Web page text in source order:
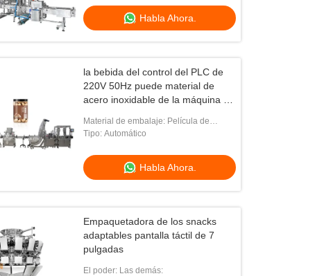
Vídeo
0.5m3/min foto Chips Snack Food
Packaging Machine
L1400*W1000*H1800mm
Habla Ahora.
Habla Ahora.
la bebida del control del PLC de
220V 50Hz puede material de
acero inoxidable de la máquina de
Material de embalaje: Película de
papel/plástica
Tipo: Automático
Habla Ahora.
Empaquetadora de los snacks
adaptables pantalla táctil de 7
pulgadas
El poder: Las demás: